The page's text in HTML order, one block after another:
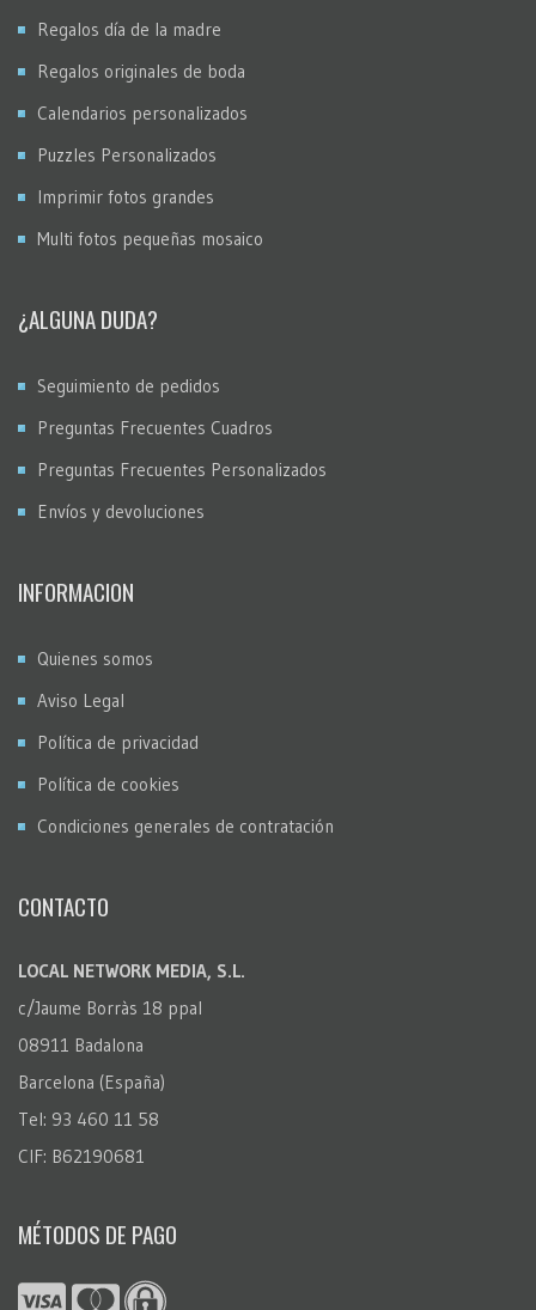
Regalos día de la madre
Regalos originales de boda
Calendarios personalizados
Puzzles Personalizados
Imprimir fotos grandes
Multi fotos pequeñas mosaico
¿ALGUNA DUDA?
Seguimiento de pedidos
Preguntas Frecuentes Cuadros
Preguntas Frecuentes Personalizados
Envíos y devoluciones
INFORMACION
Quienes somos
Aviso Legal
Política de privacidad
Política de cookies
Condiciones generales de contratación
CONTACTO
LOCAL NETWORK MEDIA, S.L.
c/Jaume Borràs 18 ppal
08911 Badalona
Barcelona (España)
Tel: 93 460 11 58
CIF: B62190681
MÉTODOS DE PAGO